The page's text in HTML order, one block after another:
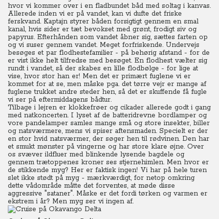
hvor vi kommer over i en fladbundet båd med soltag i kanvas.
Allerede inden vi er på vandet, kan vi dufte det friske
ferskvand. Kaptajn styrer båden forsigtigt gennem en smal
kanal, hvis sider er tæt bevokset med grønt, frodigt siv og
papyrus. Efterhånden som vandet åbner sig, sættes farten op
og vi suser gennem vandet. Meget forfriskende. Undervejs
besøges et par flodhestefamilier - på behørig afstand - for de
er vist ikke helt tilfredse med besøget. En flodhest vælter sig
rundt i vandet, så der skabes en lille flodbølge - for lige at
vise, hvor stor han er! Men det er primært fuglene vi er
kommet for at se, men måske pga. det tørre vejr er mange af
fuglene trukket andre steder hen, så det er skuffende få fugle
vi ser på eftermiddagens bådtur.
Tilbage i lejren er klokkefrøer og cikader allerede godt i gang
med natkoncerten. I lyset af de batteridrevne bordlamper og
vore pandelamper samles mange små og store insekter, biller
og natsværmere, mens vi spiser aftensmaden. Specielt er der
en stor hvid natsværmer, der søger hen til rødvinen. Den har
et smukt mønster på vingerne og har store klare øjne. Over
os svæver ildfluer med blinkende lysende bagdele og
gennem trætoppenes kroner ses stjernehimlen. Men hvor er
de stikkende myg? Her er faktisk ingen! Vi har på hele turen
slet ikke stødt på myg - mærkværdigt, for netop omkring
dette vådområde måtte det forventes, at møde disse
aggressive "sataner". Måske er det fordi tørken og varmen er
ekstrem i år? Men myg ser vi ingen af.